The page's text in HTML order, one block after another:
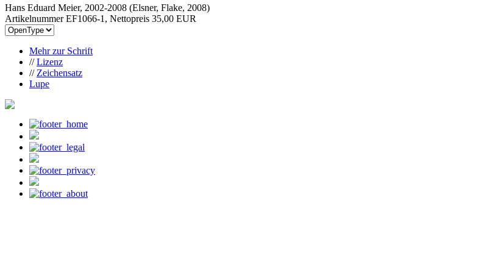
Hans Eduard Meier, 2002-2008 (Elsner, Flake, 2008)
Artikelnummer EF1066-1, Nettopreis 35,00 EUR
Mehr zur Schrift
//Lizenz
// Zeichensatz
Lupe